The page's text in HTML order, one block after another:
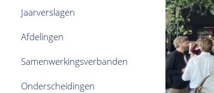
Jaarverslagen
Afdelingen
Samenwerkingsverbanden
Onderscheidingen